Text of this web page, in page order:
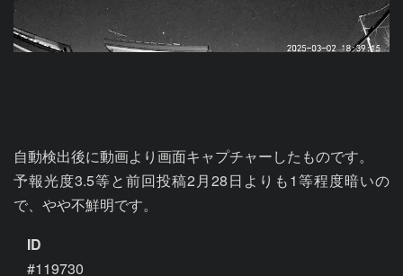
自動検出後に動画より画面キャプチャーしたものです。
予報光度3.5等と前回投稿2月28日よりも1等程度暗いの
で、やや不鮮明です。
ID
#119730